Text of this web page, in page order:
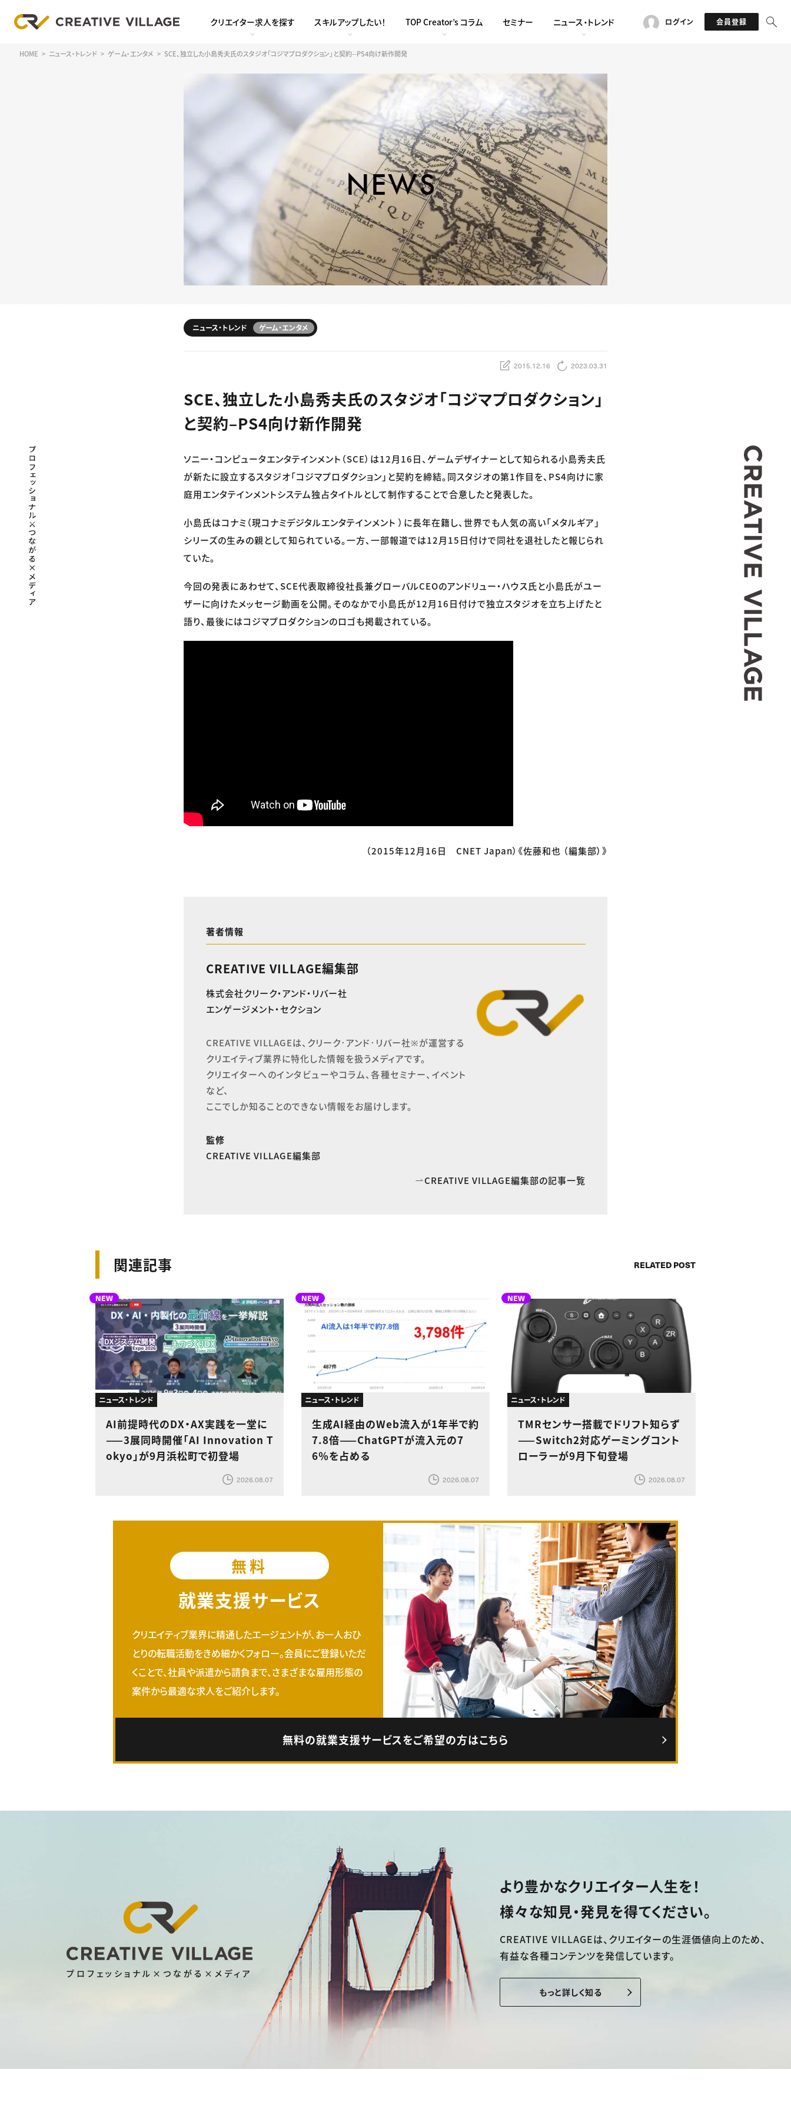
クリエイター求人を探す スキルアップしたい！ TOP Creator’s コラム セミナー ニュース・トレンド ログイン 会員登録
HOME ニュース・トレンド ゲーム・エンタメ SCE、独立した小島秀夫氏のスタジオ「コジマプロダクション」と契約--PS4向け新作開発
ニュース・トレンド ゲーム・エンタメ
2015.12.16 2023.03.31
SCE、独立した小島秀夫氏のスタジオ「コジマプロダクション」
と契約–PS4向け新作開発
ソニー・コンピュータエンタテインメント（SCE）は12月16日、ゲームデザイナーとして知られる小島秀夫氏
が新たに設立するスタジオ「コジマプロダクション」と契約を締結。同スタジオの第1作目を、PS4向けに家
庭用エンタテインメントシステム独占タイトルとして制作することで合意したと発表した。
小島氏はコナミ（現コナミデジタルエンタテインメント ）に長年在籍し、世界でも人気の高い「メタルギア」
シリーズの生みの親として知られている。一方、一部報道では12月15日付けで同社を退社したと報じられ
ていた。
今回の発表にあわせて、SCE代表取締役社長兼グローバルCEOのアンドリュー・ハウス氏と小島氏がユー
ザーに向けたメッセージ動画を公開。そのなかで小島氏が12月16日付けで独立スタジオを立ち上げたと
語り、最後にはコジマプロダクションのロゴも掲載されている。
（2015年12月16日 CNET Japan）《佐藤和也 （編集部）》
著者情報
CREATIVE VILLAGE編集部
株式会社クリーク・アンド・リバー社
エンゲージメント・セクション
CREATIVE VILLAGEは、クリーク･アンド･リバー社※が運営する
クリエイティブ業界に特化した情報を扱うメディアです。
クリエイターへのインタビューやコラム、各種セミナー、イベント
など、
ここでしか知ることのできない情報をお届けします。
監修
CREATIVE VILLAGE編集部
CREATIVE VILLAGE編集部の記事一覧
関連記事 RELATED POST
NEW
ニュース・トレンド
AI前提時代のDX・AX実践を一堂に
——3展同時開催「AI Innovation T
okyo」が9月浜松町で初登場
2026.08.07
NEW
ニュース・トレンド
生成AI経由のWeb流入が1年半で約
7.8倍——ChatGPTが流入元の7
6％を占める
2026.08.07
NEW
ニュース・トレンド
TMRセンサー搭載でドリフト知らず
——Switch2対応ゲーミングコント
ローラーが9月下旬登場
2026.08.07
無料
就業支援サービス
クリエイティブ業界に精通したエージェントが、お一人おひ
とりの転職活動をきめ細かくフォロー。会員にご登録いただ
くことで、社員や派遣から請負まで、さまざまな雇用形態の
案件から最適な求人をご紹介します。
無料の就業支援サービスをご希望の方はこちら
プロフェッショナル×つながる×メディア
より豊かなクリエイター人生を！
様々な知見・発見を得てください。
CREATIVE VILLAGEは、 クリエイターの生涯価値向上のため、
有益な各種コンテンツを発信しています。
もっと詳しく知る